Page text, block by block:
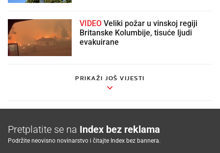
VIDEO
Britanske Kolumbije, tisuće ljudi
evakuirane
PRIKAŽI JOŠ VIJESTI
Pretplatite se na Index bez reklama
Podržite neovisno novinarstvo i čitajte Index bez bannera.